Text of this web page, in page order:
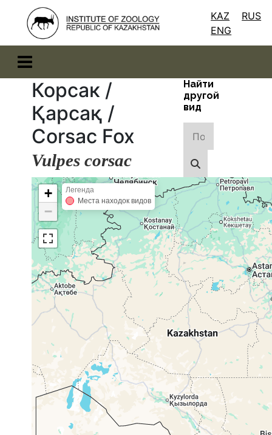
KAZ
RUS
ENG
Корсак /
Қарсақ /
Corsac Fox
Vulpes corsac
Найти
другой
вид
+
−
Легенда
Места находок видов